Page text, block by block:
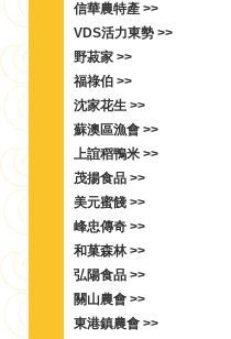
信華農特產 >>
VDS活力東勢 >>
野菽家 >>
福祿伯 >>
沈家花生 >>
蘇澳區漁會 >>
上誼稻鴨米 >>
茂揚食品 >>
美元蜜餞 >>
峰忠傳奇 >>
和菓森林 >>
弘陽食品 >>
關山農會 >>
東港鎮農會 >>